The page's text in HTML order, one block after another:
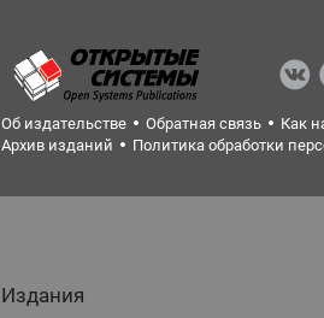
Об издательстве Обратная связь Как
Архив изданий
Политика обработки
Издания